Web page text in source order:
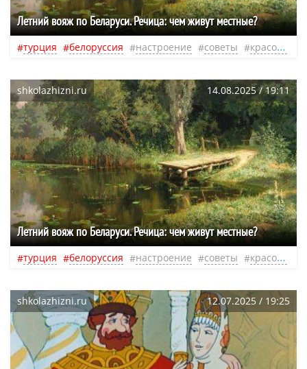
Летний вояж по Беларуси. Речица: чем живут местные?
турция белоруссия настроение советы красота
shkolazhizni.ru 14.08.2025 / 19:11
Летний вояж по Беларуси. Речица: чем живут местные?
турция белоруссия настроение советы красота
shkolazhizni.ru 12.07.2025 / 19:25